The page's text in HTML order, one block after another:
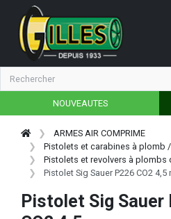
NOUVEAUTES
ARMES AIR COMPRIME
Pistolets et carabines à plomb /
Pistolets et revolvers à plombs
Pistolet Sig Sauer P226 CO2 4,5
Pistolet Sig Sauer